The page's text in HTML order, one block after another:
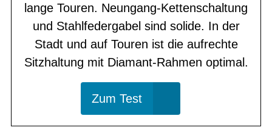
lange Touren. Neungang-Kettenschaltung
und Stahlfedergabel sind solide. In der
Stadt und auf Touren ist die aufrechte
Sitzhaltung mit Diamant-Rahmen optimal.
Zum Test